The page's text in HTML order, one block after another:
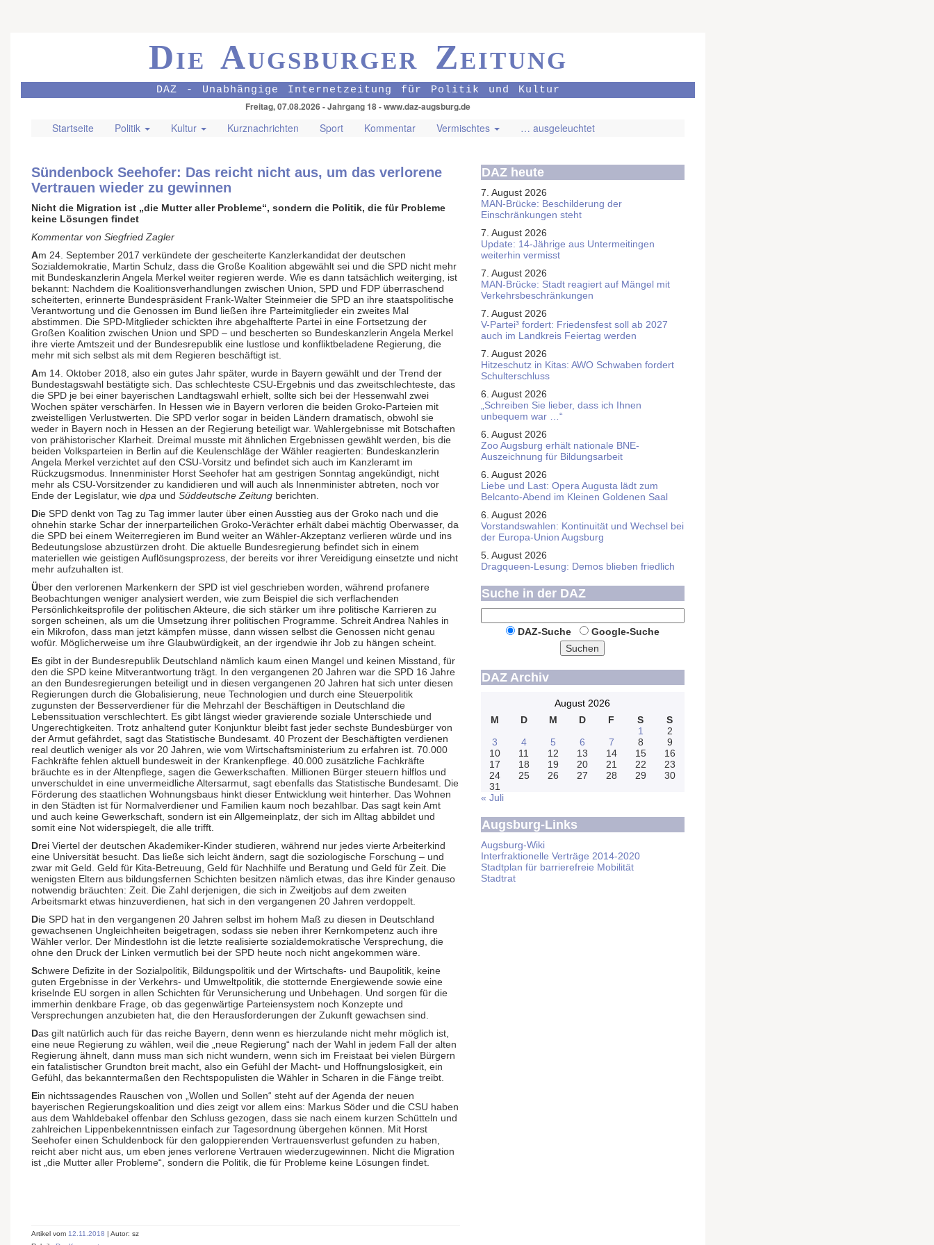
Die Augsburger Zeitung
DAZ - Unabhängige Internetzeitung für Politik und Kultur
Freitag, 07.08.2026 - Jahrgang 18 - www.daz-augsburg.de
Startseite Politik Kultur Kurznachrichten Sport Kommentar Vermischtes … ausgeleuchtet
Sündenbock Seehofer: Das reicht nicht aus, um das verlorene
Vertrauen wieder zu gewinnen
Nicht die Migration ist „die Mutter aller Probleme“, sondern die Politik, die für Probleme
keine Lösungen findet
Kommentar von Siegfried Zagler
Am 24. September 2017 verkündete der gescheiterte Kanzlerkandidat der deutschen
Sozialdemokratie, Martin Schulz, dass die Große Koalition abgewählt sei und die SPD nicht mehr
mit Bundeskanzlerin Angela Merkel weiter regieren werde. Wie es dann tatsächlich weiterging, ist
bekannt: Nachdem die Koalitionsverhandlungen zwischen Union, SPD und FDP überraschend
scheiterten, erinnerte Bundespräsident Frank-Walter Steinmeier die SPD an ihre staatspolitische
Verantwortung und die Genossen im Bund ließen ihre Parteimitglieder ein zweites Mal
abstimmen. Die SPD-Mitglieder schickten ihre abgehalfterte Partei in eine Fortsetzung der
Großen Koalition zwischen Union und SPD – und bescherten so Bundeskanzlerin Angela Merkel
ihre vierte Amtszeit und der Bundesrepublik eine lustlose und konfliktbeladene Regierung, die
mehr mit sich selbst als mit dem Regieren beschäftigt ist.
Am 14. Oktober 2018, also ein gutes Jahr später, wurde in Bayern gewählt und der Trend der
Bundestagswahl bestätigte sich. Das schlechteste CSU-Ergebnis und das zweitschlechteste, das
die SPD je bei einer bayerischen Landtagswahl erhielt, sollte sich bei der Hessenwahl zwei
Wochen später verschärfen. In Hessen wie in Bayern verloren die beiden Groko-Parteien mit
zweistelligen Verlustwerten. Die SPD verlor sogar in beiden Ländern dramatisch, obwohl sie
weder in Bayern noch in Hessen an der Regierung beteiligt war. Wahlergebnisse mit Botschaften
von prähistorischer Klarheit. Dreimal musste mit ähnlichen Ergebnissen gewählt werden, bis die
beiden Volksparteien in Berlin auf die Keulenschläge der Wähler reagierten: Bundeskanzlerin
Angela Merkel verzichtet auf den CSU-Vorsitz und befindet sich auch im Kanzleramt im
Rückzugsmodus. Innenminister Horst Seehofer hat am gestrigen Sonntag angekündigt, nicht
mehr als CSU-Vorsitzender zu kandidieren und will auch als Innenminister abtreten, noch vor
Ende der Legislatur, wie dpa und Süddeutsche Zeitung berichten.
Die SPD denkt von Tag zu Tag immer lauter über einen Ausstieg aus der Groko nach und die
ohnehin starke Schar der innerparteilichen Groko-Verächter erhält dabei mächtig Oberwasser, da
die SPD bei einem Weiterregieren im Bund weiter an Wähler-Akzeptanz verlieren würde und ins
Bedeutungslose abzustürzen droht. Die aktuelle Bundesregierung befindet sich in einem
materiellen wie geistigen Auflösungsprozess, der bereits vor ihrer Vereidigung einsetzte und nicht
mehr aufzuhalten ist.
Über den verlorenen Markenkern der SPD ist viel geschrieben worden, während profanere
Beobachtungen weniger analysiert werden, wie zum Beispiel die sich verflachenden
Persönlichkeitsprofile der politischen Akteure, die sich stärker um ihre politische Karrieren zu
sorgen scheinen, als um die Umsetzung ihrer politischen Programme. Schreit Andrea Nahles in
ein Mikrofon, dass man jetzt kämpfen müsse, dann wissen selbst die Genossen nicht genau
wofür. Möglicherweise um ihre Glaubwürdigkeit, an der irgendwie ihr Job zu hängen scheint.
Es gibt in der Bundesrepublik Deutschland nämlich kaum einen Mangel und keinen Misstand, für
den die SPD keine Mitverantwortung trägt. In den vergangenen 20 Jahren war die SPD 16 Jahre
an den Bundesregierungen beteiligt und in diesen vergangenen 20 Jahren hat sich unter diesen
Regierungen durch die Globalisierung, neue Technologien und durch eine Steuerpolitik
zugunsten der Besserverdiener für die Mehrzahl der Beschäftigen in Deutschland die
Lebenssituation verschlechtert. Es gibt längst wieder gravierende soziale Unterschiede und
Ungerechtigkeiten. Trotz anhaltend guter Konjunktur bleibt fast jeder sechste Bundesbürger von
der Armut gefährdet, sagt das Statistische Bundesamt. 40 Prozent der Beschäftigten verdienen
real deutlich weniger als vor 20 Jahren, wie vom Wirtschaftsministerium zu erfahren ist. 70.000
Fachkräfte fehlen aktuell bundesweit in der Krankenpflege. 40.000 zusätzliche Fachkräfte
bräuchte es in der Altenpflege, sagen die Gewerkschaften. Millionen Bürger steuern hilflos und
unverschuldet in eine unvermeidliche Altersarmut, sagt ebenfalls das Statistische Bundesamt. Die
Förderung des staatlichen Wohnungsbaus hinkt dieser Entwicklung weit hinterher. Das Wohnen
in den Städten ist für Normalverdiener und Familien kaum noch bezahlbar. Das sagt kein Amt
und auch keine Gewerkschaft, sondern ist ein Allgemeinplatz, der sich im Alltag abbildet und
somit eine Not widerspiegelt, die alle trifft.
Drei Viertel der deutschen Akademiker-Kinder studieren, während nur jedes vierte Arbeiterkind
eine Universität besucht. Das ließe sich leicht ändern, sagt die soziologische Forschung – und
zwar mit Geld. Geld für Kita-Betreuung, Geld für Nachhilfe und Beratung und Geld für Zeit. Die
wenigsten Eltern aus bildungsfernen Schichten besitzen nämlich etwas, das ihre Kinder genauso
notwendig bräuchten: Zeit. Die Zahl derjenigen, die sich in Zweitjobs auf dem zweiten
Arbeitsmarkt etwas hinzuverdienen, hat sich in den vergangenen 20 Jahren verdoppelt.
Die SPD hat in den vergangenen 20 Jahren selbst im hohem Maß zu diesen in Deutschland
gewachsenen Ungleichheiten beigetragen, sodass sie neben ihrer Kernkompetenz auch ihre
Wähler verlor. Der Mindestlohn ist die letzte realisierte sozialdemokratische Versprechung, die
ohne den Druck der Linken vermutlich bei der SPD heute noch nicht angekommen wäre.
Schwere Defizite in der Sozialpolitik, Bildungspolitik und der Wirtschafts- und Baupolitik, keine
guten Ergebnisse in der Verkehrs- und Umweltpolitik, die stotternde Energiewende sowie eine
kriselnde EU sorgen in allen Schichten für Verunsicherung und Unbehagen. Und sorgen für die
immerhin denkbare Frage, ob das gegenwärtige Parteiensystem noch Konzepte und
Versprechungen anzubieten hat, die den Herausforderungen der Zukunft gewachsen sind.
Das gilt natürlich auch für das reiche Bayern, denn wenn es hierzulande nicht mehr möglich ist,
eine neue Regierung zu wählen, weil die „neue Regierung“ nach der Wahl in jedem Fall der alten
Regierung ähnelt, dann muss man sich nicht wundern, wenn sich im Freistaat bei vielen Bürgern
ein fatalistischer Grundton breit macht, also ein Gefühl der Macht- und Hoffnungslosigkeit, ein
Gefühl, das bekanntermaßen den Rechtspopulisten die Wähler in Scharen in die Fänge treibt.
Ein nichtssagendes Rauschen von „Wollen und Sollen“ steht auf der Agenda der neuen
bayerischen Regierungskoalition und dies zeigt vor allem eins: Markus Söder und die CSU haben
aus dem Wahldebakel offenbar den Schluss gezogen, dass sie nach einem kurzen Schütteln und
zahlreichen Lippenbekenntnissen einfach zur Tagesordnung übergehen können. Mit Horst
Seehofer einen Schuldenbock für den galoppierenden Vertrauensverlust gefunden zu haben,
reicht aber nicht aus, um eben jenes verlorene Vertrauen wiederzugewinnen. Nicht die Migration
ist „die Mutter aller Probleme“, sondern die Politik, die für Probleme keine Lösungen findet.
Artikel vom 12.11.2018 | Autor: sz
DAZ heute
7. August 2026
MAN-Brücke: Beschilderung der
Einschränkungen steht
7. August 2026
Update: 14-Jährige aus Untermeitingen
weiterhin vermisst
7. August 2026
MAN-Brücke: Stadt reagiert auf Mängel mit
Verkehrsbeschränkungen
7. August 2026
V-Partei­³ fordert: Friedens­fest soll ab 2027
auch im Land­kreis Feier­tag werden
7. August 2026
Hitzeschutz in Kitas: AWO Schwaben fordert
Schulterschluss
6. August 2026
„Schreiben Sie lieber, dass ich Ihnen
unbequem war …“
6. August 2026
Zoo Augsburg erhält nationale BNE-
Auszeichnung für Bildungsarbeit
6. August 2026
Liebe und Last: Opera Augusta lädt zum
Belcanto-Abend im Kleinen Goldenen Saal
6. August 2026
Vorstandswahlen: Kontinuität und Wechsel bei
der Europa-Union Augsburg
5. August 2026
Dragqueen-Lesung: Demos blieben friedlich
Suche in der DAZ
DAZ-Suche
Google-Suche
Suchen
DAZ Archiv
August 2026
M
D M D F S
S
1
2
3
4 5 6 7 8
9
10
11 12 13 14 15
16
17
18 19 20 21 22
23
24
25 26 27 28 29
30
31
« Juli
Augsburg-Links
Augsburg-Wiki
Interfraktionelle Verträge 2014-2020
Stadtplan für barrierefreie Mobilität
Stadtrat